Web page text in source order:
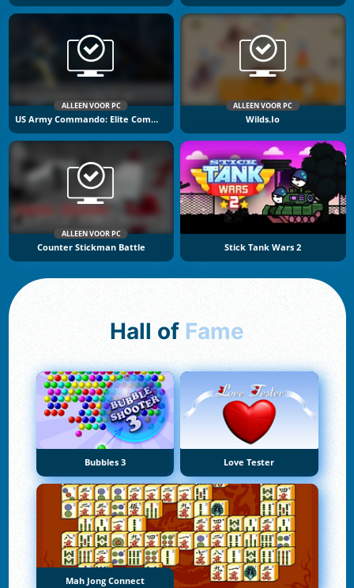
ALLEEN VOOR PC
US Army Commando: Elite Commando War
ALLEEN VOOR PC
Wilds.io
ALLEEN VOOR PC
Counter Stickman Battle Stick Tank Wars 2
Hall of Fame
Bubbles 3 Love Tester
Mah Jong Connect